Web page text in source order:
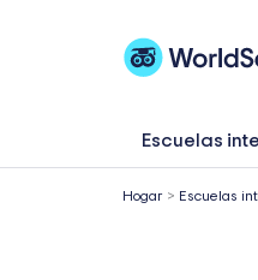
Escuelas
Hogar > Escuelas